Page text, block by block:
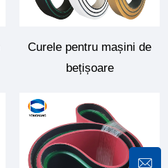
Curele pentru mașini de
bețișoare